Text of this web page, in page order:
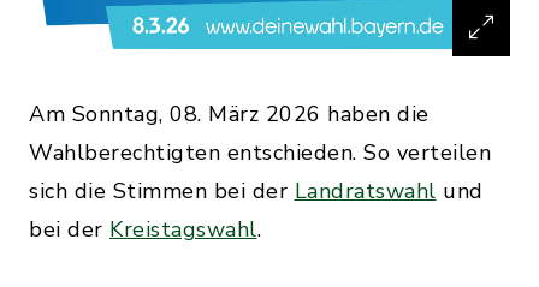
Am Sonntag, 08. März 2026 haben die
Wahlberechtigten entschieden. So verteilen
sich die Stimmen bei der Landratswahl und
bei der Kreistagswahl.